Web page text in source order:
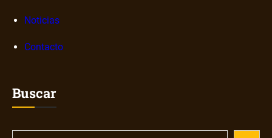
Noticias
Contacto
Buscar